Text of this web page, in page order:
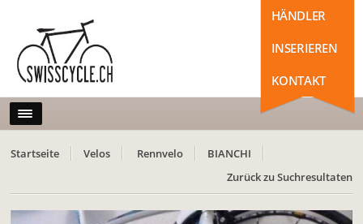
HÄNDLER
INSERIEREN
KONTAKT
Startseite Velos Rennvelo
BIANCHI
Zurück zu Suchresultaten